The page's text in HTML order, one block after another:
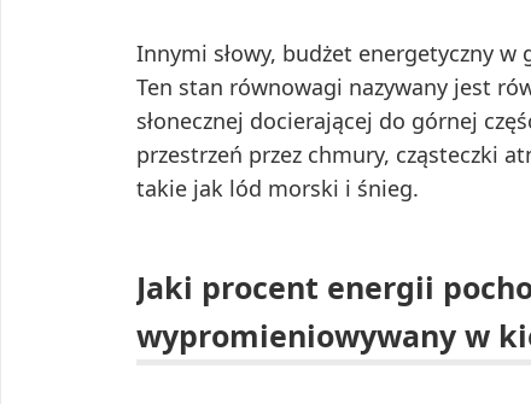
Innymi słowy, budżet energetyczny
Ten stan równowagi nazywany jest
słonecznej docierającej do górnej
przestrzeń przez chmury, cząsteczki
takie jak lód morski i śnieg.
Jaki procent energii
wypromieniowywany w